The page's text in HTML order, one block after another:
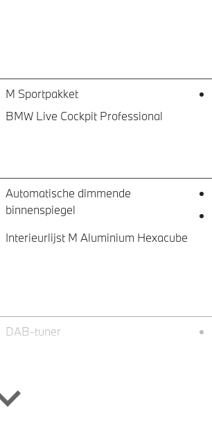
M Sportpakket
BMW Live Cockpit Professional
Automatische dimmende
binnenspiegel
Interieurlijst M Aluminium Hexacube
DAB-tuner
Levering zonder typeaanduiding op